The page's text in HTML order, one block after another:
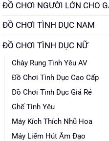
ĐỒ CHƠI NGƯỜI LỚN CHO
ĐỒ CHƠI TÌNH DỤC NAM
ĐỒ CHƠI TÌNH DỤC NỮ
Chày Rung Tình Yêu AV
Đồ Chơi Tình Dục Cao Cấp
Đồ Chơi Tình Dục Giá Rẻ
Ghế Tình Yêu
Máy Kích Thích Nhũ Hoa
Máy Liếm Hút Âm Đạo